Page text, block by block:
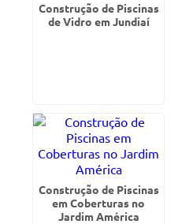
Construção de Piscinas
de Vidro em Jundiaí
Construção de Piscinas
em Coberturas no
Jardim América